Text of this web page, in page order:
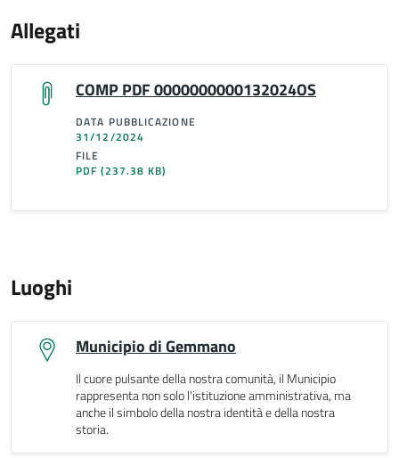
Allegati
COMP PDF 0000000000132024OS
DATA PUBBLICAZIONE
31/12/2024
FILE
PDF(237.38 KB)
Luoghi
Municipio di Gemmano
Il cuore pulsante della nostra comunità, il Municipio
rappresenta non solo l'istituzione amministrativa, ma
anche il simbolo della nostra identità e della nostra
storia.